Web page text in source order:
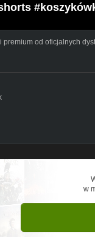
od oficjalnych
w